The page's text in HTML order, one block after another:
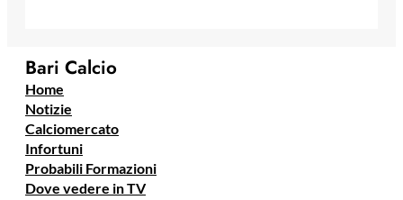
Bari Calcio
Home
Notizie
Calciomercato
Infortuni
Probabili Formazioni
Dove vedere in TV